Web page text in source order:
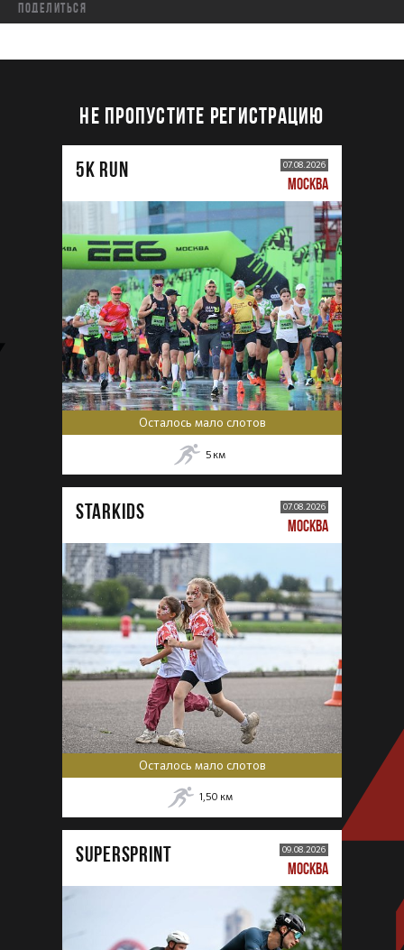
Поделиться
НЕ ПРОПУСТИТЕ РЕГИСТРАЦИЮ
5К RUN 07.08.2026
МОСКВА
Осталось мало слотов
5 км
STARKIDS 07.08.2026
МОСКВА
Осталось мало слотов
1,50 км
SUPERSPRINT 09.08.2026
МОСКВА